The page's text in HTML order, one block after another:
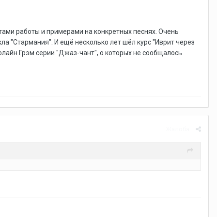
работы и примерами на конкретных песнях. Очень
"Стармания". И ещё несколько лет шёл курс "Иврит через
Грэм серии "Джаз-чант", о которых не сообщалось